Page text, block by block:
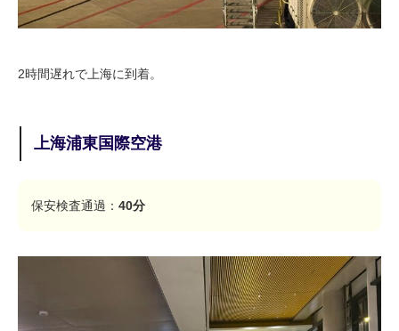
2時間遅れで上海に到着。
上海浦東国際空港
保安検査通過： 40分